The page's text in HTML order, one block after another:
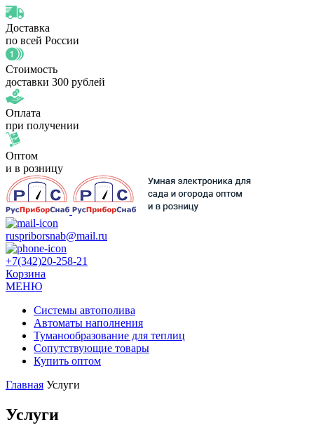
Доставка
по всей России
Стоимость
доставки 300 рублей
Оплата
при получении
Оптом
и в розницу
ruspriborsnab@mail.ru
+7(342)20-258-21
Корзина
МЕНЮ
Системы автополива
Автоматы наполнения
Туманообразование для теплиц
Сопутствующие товары
Купить оптом
Главная Услуги
Услуги